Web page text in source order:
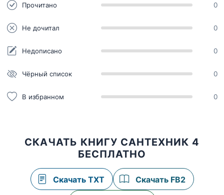
Прочитано 0
Не дочитал 0
Недописано 0
Чёрный список 0
В избранном 0
СКАЧАТЬ КНИГУ САНТЕХНИК 4
БЕСПЛАТНО
Скачать TXT Скачать FB2